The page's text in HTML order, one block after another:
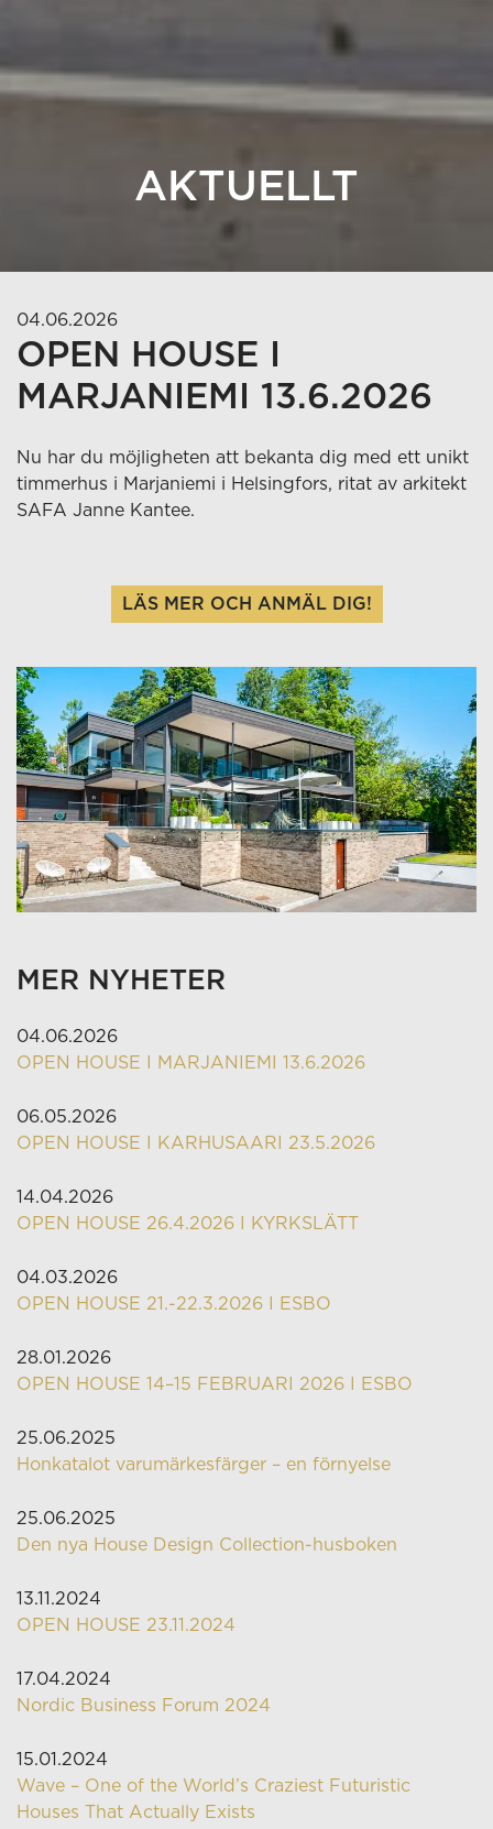
AKTUELLT
04.06.2026
OPEN HOUSE I
MARJANIEMI 13.6.2026
Nu har du möjligheten att bekanta dig med ett unikt
timmerhus i Marjaniemi i Helsingfors, ritat av arkitekt
SAFA Janne Kantee.
LÄS MER OCH ANMÄL DIG!
MER NYHETER
04.06.2026
OPEN HOUSE I MARJANIEMI 13.6.2026
06.05.2026
OPEN HOUSE I KARHUSAARI 23.5.2026
14.04.2026
OPEN HOUSE 26.4.2026 I KYRKSLÄTT
04.03.2026
OPEN HOUSE 21.-22.3.2026 I ESBO
28.01.2026
OPEN HOUSE 14–15 FEBRUARI 2026 I ESBO
25.06.2025
Honkatalot varumärkesfärger – en förnyelse
25.06.2025
Den nya House Design Collection-husboken
13.11.2024
OPEN HOUSE 23.11.2024
17.04.2024
Nordic Business Forum 2024
15.01.2024
Wave – One of the World’s Craziest Futuristic
Houses That Actually Exists